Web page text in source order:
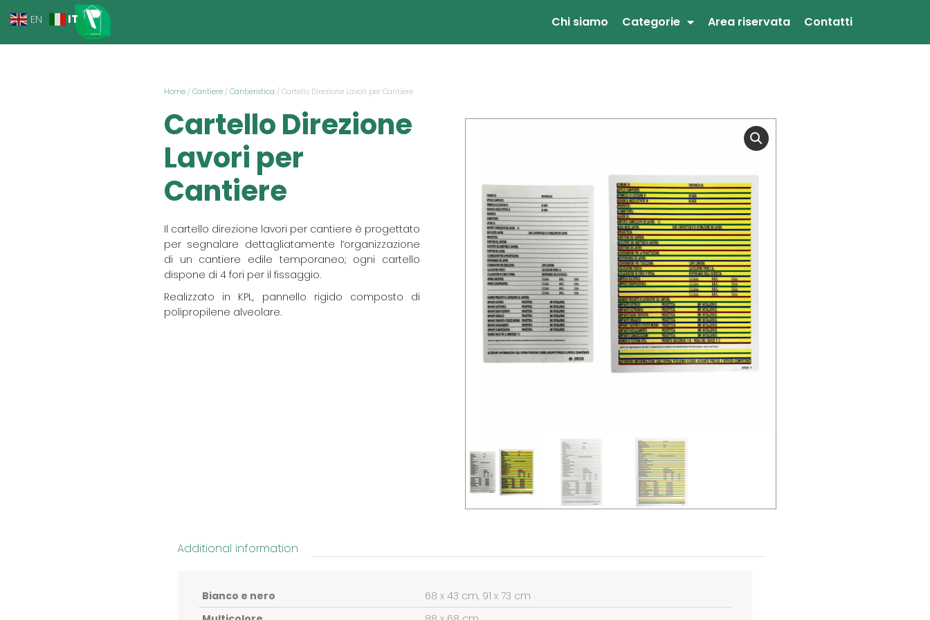
Chi siamo Categorie Area riservata Contatti
Home / Cantiere / Cantieristica / Cartello Direzione Lavori per Cantiere
Cartello Direzione
Lavori per
Cantiere
Il cartello direzione lavori per cantiere è progettato
per segnalare dettagliatamente l’organizzazione
di un cantiere edile temporaneo; ogni cartello
dispone di 4 fori per il fissaggio.
Realizzato in KPL, pannello rigido composto di
polipropilene alveolare.
Additional information
Bianco e nero
68 x 43 cm, 91 x 73 cm
EN IT